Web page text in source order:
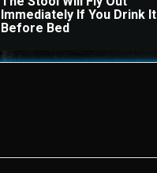
Immediately If You Drink It
Before Bed